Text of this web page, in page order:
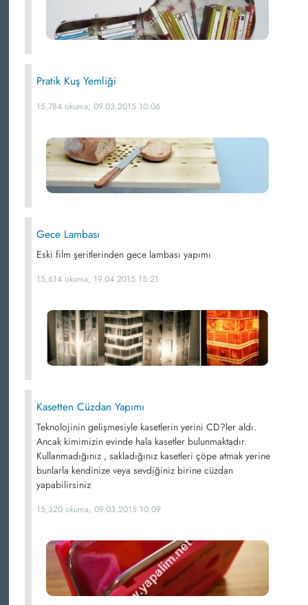
Pratik Kuş Yemliği
15,784 okuma, 09.03.2015 10:06
Gece Lambası
Eski film şeritlerinden gece lambası yapımı
15,614 okuma, 19.04.2015 15:21
Kasetten Cüzdan Yapımı
Teknolojinin gelişmesiyle kasetlerin yerini CD?ler aldı.
Ancak kimimizin evinde hala kasetler bulunmaktadır.
Kullanmadığınız , sakladığınız kasetleri çöpe atmak yerine
bunlarla kendinize veya sevdiğiniz birine cüzdan
yapabilirsiniz
15,320 okuma, 09.03.2015 10:09